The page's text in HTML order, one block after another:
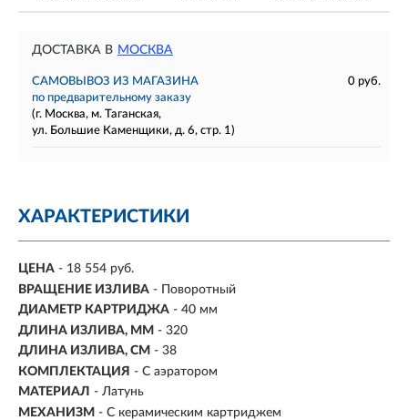
ДОСТАВКА В МОСКВА
САМОВЫВОЗ ИЗ МАГАЗИНА
0 руб.
по предварительному заказу
(г. Москва, м. Таганская,
ул. Большие Каменщики, д. 6, стр. 1)
ХАРАКТЕРИСТИКИ
ЦЕНА - 18 554 руб.
ВРАЩЕНИЕ ИЗЛИВА - Поворотный
ДИАМЕТР КАРТРИДЖА - 40 мм
ДЛИНА ИЗЛИВА, ММ - 320
ДЛИНА ИЗЛИВА, СМ - 38
КОМПЛЕКТАЦИЯ - С аэратором
МАТЕРИАЛ - Латунь
МЕХАНИЗМ - С керамическим картриджем